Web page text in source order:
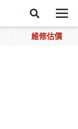
維修估價